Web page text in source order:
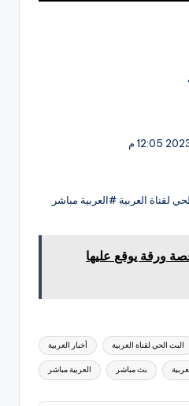
لقناة العربية #العربية مباشر
الساعة 60 قصة ورقة يوقع عليها
أخبار العربية البث الحي لقناة العربية
العربية مباشر بث مباشر